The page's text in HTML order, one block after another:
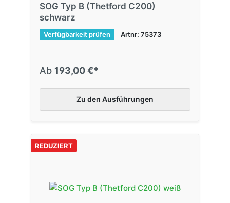
SOG Typ B (Thetford C200)
schwarz
Verfügbarkeit prüfen Artnr: 75373
Ab 193,00 €*
Zu den Ausführungen
REDUZIERT